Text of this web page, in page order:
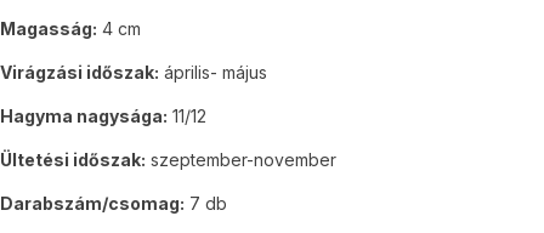
Magasság: 4 cm
Virágzási időszak: április- május
Hagyma nagysága: 11/12
Ültetési időszak: szeptember-november
Darabszám/csomag: 7 db